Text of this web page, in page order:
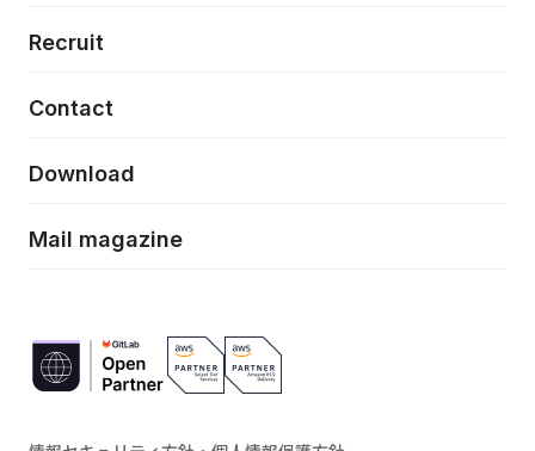
特徴量エンジニアリングと生成AI
フロントエンド開発
News
Event/Seminer
Recruit
Contact
Download
Mail magazine